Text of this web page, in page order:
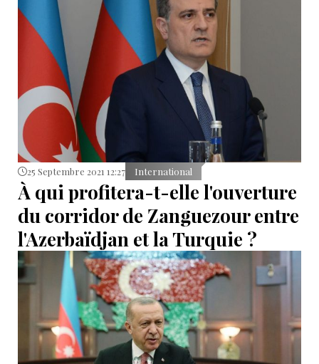
25 Septembre 2021 12:27 International
À qui profitera-t-elle l'ouverture
du corridor de Zanguezour entre
l'Azerbaïdjan et la Turquie ?